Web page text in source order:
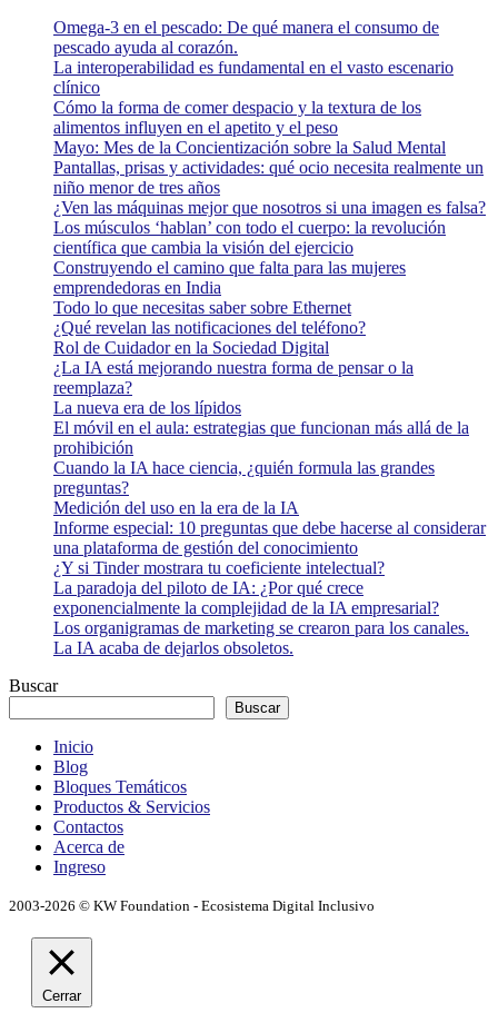
Omega-3 en el pescado: De qué manera el consumo de
pescado ayuda al corazón.
La interoperabilidad es fundamental en el vasto escenario
clínico
Cómo la forma de comer despacio y la textura de los
alimentos influyen en el apetito y el peso
Mayo: Mes de la Concientización sobre la Salud Mental
Pantallas, prisas y actividades: qué ocio necesita realmente un
niño menor de tres años
¿Ven las máquinas mejor que nosotros si una imagen es falsa?
Los músculos ‘hablan’ con todo el cuerpo: la revolución
científica que cambia la visión del ejercicio
Construyendo el camino que falta para las mujeres
emprendedoras en India
Todo lo que necesitas saber sobre Ethernet
¿Qué revelan las notificaciones del teléfono?
Rol de Cuidador en la Sociedad Digital
¿La IA está mejorando nuestra forma de pensar o la
reemplaza?
La nueva era de los lípidos
El móvil en el aula: estrategias que funcionan más allá de la
prohibición
Cuando la IA hace ciencia, ¿quién formula las grandes
preguntas?
Medición del uso en la era de la IA
Informe especial: 10 preguntas que debe hacerse al considerar
una plataforma de gestión del conocimiento
¿Y si Tinder mostrara tu coeficiente intelectual?
La paradoja del piloto de IA: ¿Por qué crece
exponencialmente la complejidad de la IA empresarial?
Los organigramas de marketing se crearon para los canales.
La IA acaba de dejarlos obsoletos.
Buscar
Buscar
Inicio
Blog
Bloques Temáticos
Productos & Servicios
Contactos
Acerca de
Ingreso
2003-2026 © KW Foundation - Ecosistema Digital Inclusivo
Cerrar